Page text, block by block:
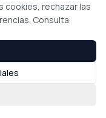
cookies, rechazar las
Consulta